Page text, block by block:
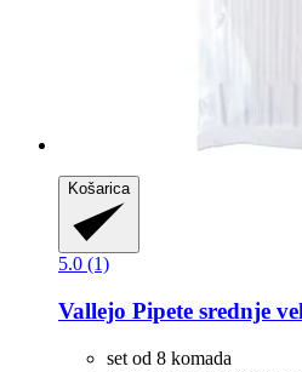
Košarica
5.0 (1)
Vallejo Pipete srednje
set od 8 komada